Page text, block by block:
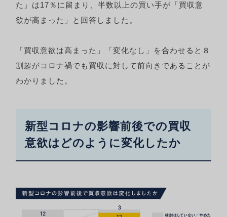
た」は17％に留まり、半数以上の買い手が「買収意
欲が高まった」と回答しました。
「買収意欲は高まった」「変化なし」を合わせると８
割超がコロナ禍でも買収に対して前向きであることが
わかりました。
新型コロナの影響前後での買収
意欲はどのように変化したか